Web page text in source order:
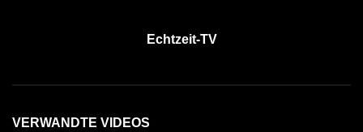
Echtzeit-TV
VERWANDTE VIDEOS